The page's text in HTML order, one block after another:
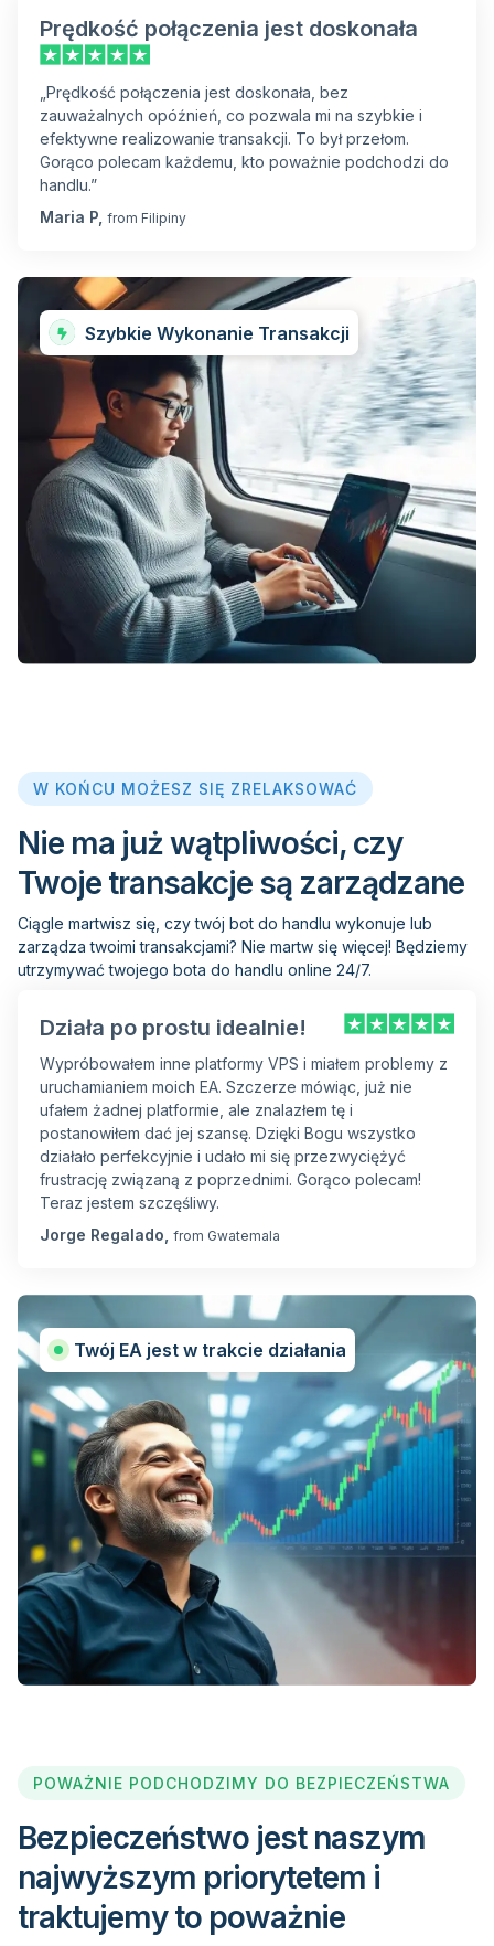
Prędkość połączenia jest doskonała
„Prędkość połączenia jest doskonała, bez
zauważalnych opóźnień, co pozwala mi na szybkie i
efektywne realizowanie transakcji. To był przełom.
Gorąco polecam każdemu, kto poważnie podchodzi do
handlu.”
Maria P, from Filipiny
Szybkie Wykonanie Transakcji
Twój EA jest w trakcie działania
W KOŃCU MOŻESZ SIĘ ZRELAKSOWAĆ
Nie ma już wątpliwości, czy
Twoje transakcje są zarządzane
Ciągle martwisz się, czy twój bot do handlu wykonuje lub
zarządza twoimi transakcjami? Nie martw się więcej! Będziemy
utrzymywać twojego bota do handlu online 24/7.
Działa po prostu idealnie!
Wypróbowałem inne platformy VPS i miałem problemy z
uruchamianiem moich EA. Szczerze mówiąc, już nie
ufałem żadnej platformie, ale znalazłem tę i
postanowiłem dać jej szansę. Dzięki Bogu wszystko
działało perfekcyjnie i udało mi się przezwyciężyć
frustrację związaną z poprzednimi. Gorąco polecam!
Teraz jestem szczęśliwy.
Jorge Regalado, from Gwatemala
POWAŻNIE PODCHODZIMY DO BEZPIECZEŃSTWA
Bezpieczeństwo jest naszym
najwyższym priorytetem i
traktujemy to poważnie